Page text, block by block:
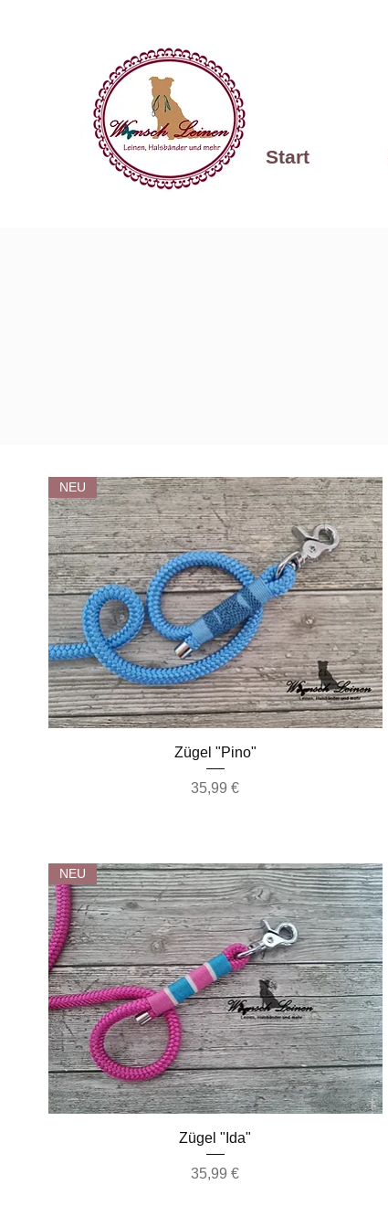
Start
Schnellansicht
NEU
Zügel "Pino"
Preis
35,99 €
Schnellansicht
NEU
Zügel "Ida"
Preis
35,99 €